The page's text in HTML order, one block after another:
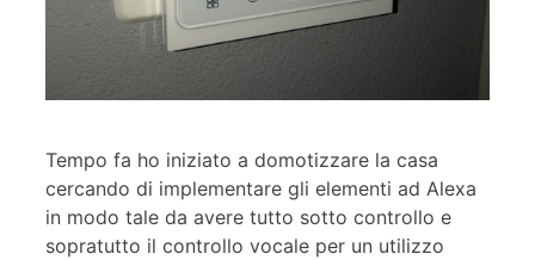
Tempo fa ho iniziato a domotizzare la casa
cercando di implementare gli elementi ad Alexa
in modo tale da avere tutto sotto controllo e
sopratutto il controllo vocale per un utilizzo